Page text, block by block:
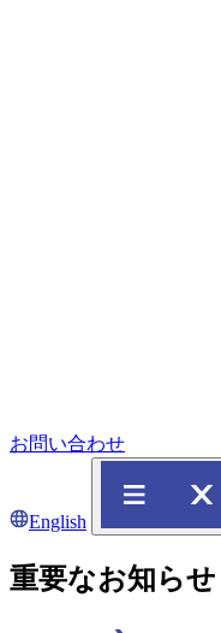
お問い合わせ
English
重要なお知らせ